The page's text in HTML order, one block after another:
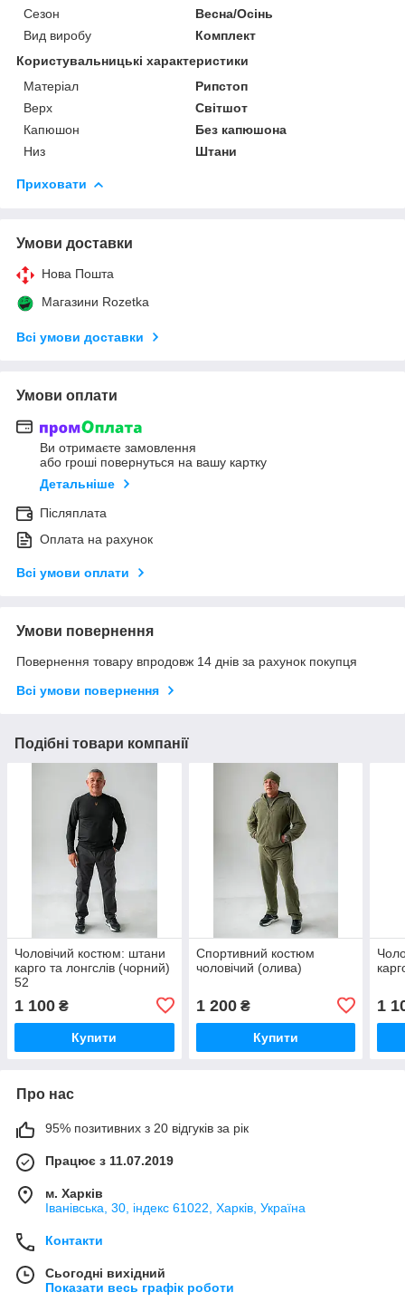
Сезон
Весна/Осінь
Вид виробу
Комплект
Користувальницькі характеристики
Матеріал
Рипстоп
Верх
Світшот
Капюшон
Без капюшона
Низ
Штани
Приховати
Умови доставки
Нова Пошта
Магазини Rozetka
Всі умови доставки
Умови оплати
Ви отримаєте замовлення
або гроші повернуться на вашу картку
Детальніше
Післяплата
Оплата на рахунок
Всі умови оплати
Умови повернення
Повернення товару впродовж 14 днів за рахунок покупця
Всі умови повернення
Подібні товари компанії
Чоловічий костюм: штани
карго та лонгслів (чорний)
52
1 100 ₴
Купити
Спортивний костюм
чоловічий (олива)
1 200₴
Купити
1
Про нас
95% позитивних з 20 відгуків за рік
Працює з 11.07.2019
м. Харків
Іванівська, 30, індекс 61022, Харків, Україна
Контакти
Сьогодні вихідний
Показати весь графік роботи